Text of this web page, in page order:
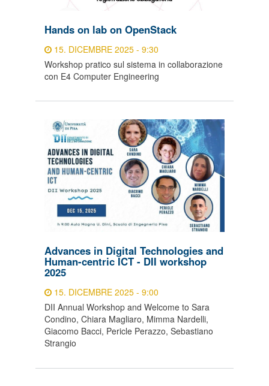
Hands on lab on OpenStack
15. DICEMBRE 2025 - 9:30
Workshop pratico sul sistema in collaborazione
con E4 Computer Engineering
Advances in Digital Technologies and
Human-centric ICT - DII workshop
2025
15. DICEMBRE 2025 - 9:00
DII Annual Workshop and Welcome to Sara
Condino, Chiara Magliaro, Mimma Nardelli,
Giacomo Bacci, Pericle Perazzo, Sebastiano
Strangio